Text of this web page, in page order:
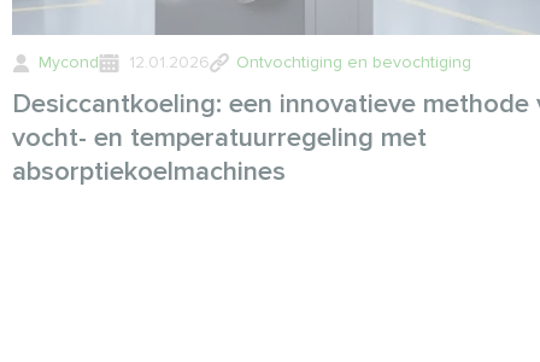
Mycond 12.01.2026 Ontvochtiging en bevochtiging
Desiccantkoeling: een innovatieve methode
vocht- en temperatuurregeling met
absorptiekoelmachines